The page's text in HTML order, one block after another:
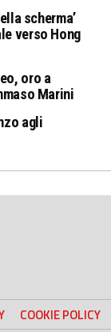
scherma’
verso Hong
oro a
Marini
agli
COOKIE POLICY